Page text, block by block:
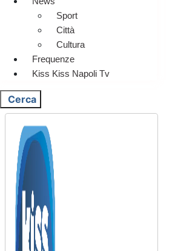
Sport
Città
Cultura
Frequenze
Kiss Kiss Napoli Tv
Cerca